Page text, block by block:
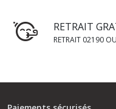
RETRAIT
RETRAIT 02190